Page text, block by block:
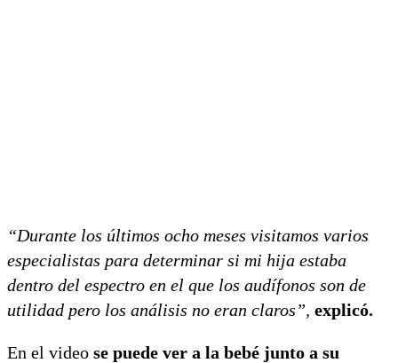
“Durante los últimos ocho meses visitamos varios
especialistas para determinar si mi hija estaba
dentro del espectro en el que los audífonos son de
utilidad pero los análisis no eran claros”, explicó.
En el video se puede ver a la bebé junto a su